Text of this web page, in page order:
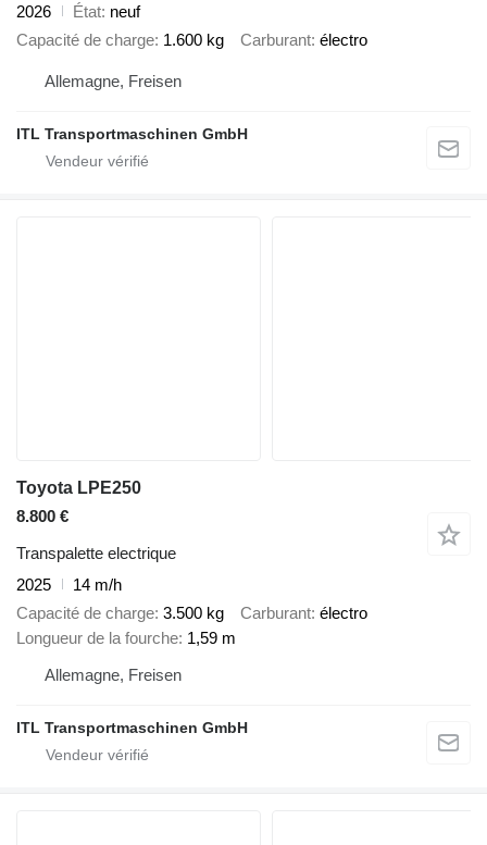
2026
État neuf
Capacité de charge 1.600 kg Carburant électro
Allemagne, Freisen
ITL Transportmaschinen GmbH
Toyota LPE250
8.800 €
Transpalette electrique
2025
14 m/h
Capacité de charge 3.500 kg Carburant électro
Longueur de la fourche 1,59 m
Allemagne, Freisen
ITL Transportmaschinen GmbH